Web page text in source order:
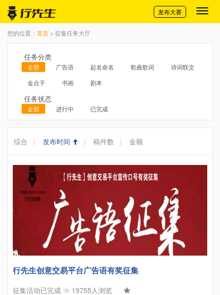
切换导航
发布大赛
您的位置： 首页 > 征集任务大厅
任务分类
全部 广告语 起名命名 歌曲歌词
诗词联文
金点子
书画 剧本
任务状态
全部 进行中 已完成
综合 | 发布时间 | 稿件数 | 金额
行先生创意交易平台广告语有奖征集
征集活动已完成 19755人浏览